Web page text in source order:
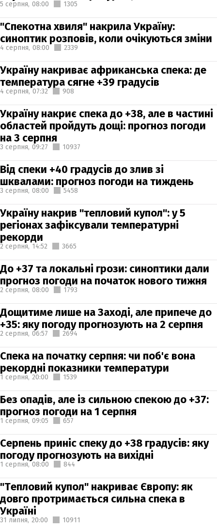
5 серпня, 08:00 1305
"Спекотна хвиля" накрила Україну:
синоптик розповів, коли очікуються зміни
4 серпня, 08:00 2339
Україну накриває африканська спека: де
температура сягне +39 градусів
4 серпня, 07:32 908
Україну накриє спека до +38, але в частині
областей пройдуть дощі: прогноз погоди
на 3 серпня
3 серпня, 09:27 10937
Від спеки +40 градусів до злив зі
шквалами: прогноз погоди на тиждень
3 серпня, 08:00 5458
Україну накрив "тепловий купол": у 5
регіонах зафіксували температурні
рекорди
2 серпня, 14:52 3665
До +37 та локальні грози: синоптики дали
прогноз погоди на початок нового тижня
2 серпня, 08:00 1793
Дощитиме лише на Заході, але припече до
+35: яку погоду прогнозують на 2 серпня
2 серпня, 06:57 2694
Спека на початку серпня: чи поб'є вона
рекордні показники температури
1 серпня, 20:00 1539
Без опадів, але із сильною спекою до +37:
прогноз погоди на 1 серпня
1 серпня, 09:05 657
Серпень приніс спеку до +38 градусів: яку
погоду прогнозують на вихідні
1 серпня, 08:00 844
"Тепловий купол" накриває Європу: як
довго протримається сильна спека в
Україні
31 липня, 20:00 10911